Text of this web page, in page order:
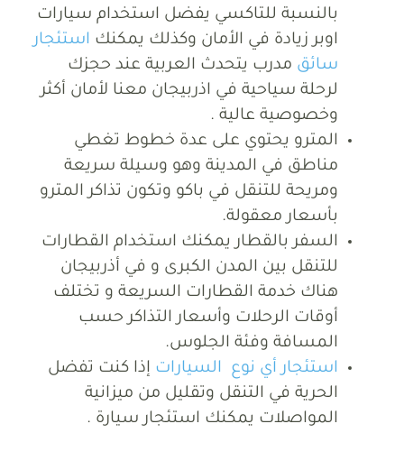
بالنسبة للتاكسي يفضل استخدام سيارات
اوبر زيادة في الأمان وكذلك يمكنك استئجار
سائق مدرب يتحدث العربية عند حجزك
لرحلة سياحية في اذربيجان معنا لأمان أكثر
وخصوصية عالية .
المترو يحتوي على عدة خطوط تغطي
مناطق في المدينة وهو وسيلة سريعة
ومريحة للتنقل في باكو وتكون تذاكر المترو
بأسعار معقولة.
السفر بالقطار يمكنك استخدام القطارات
للتنقل بين المدن الكبرى و في أذربيجان
هناك خدمة القطارات السريعة و تختلف
أوقات الرحلات وأسعار التذاكر حسب
المسافة وفئة الجلوس.
استئجار أي نوع السيارات إذا كنت تفضل
الحرية في التنقل وتقليل من ميزانية
المواصلات يمكنك استئجار سيارة .